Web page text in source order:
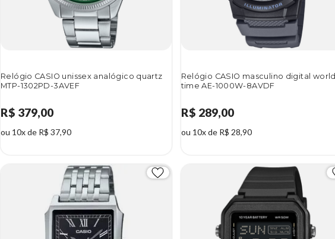
Relógio CASIO unissex analógico quartz
MTP-1302PD-3AVEF
R$ 379,00
ou 10x de R$ 37,90
Relógio CASIO masculino digital world
time AE-1000W-8AVDF
R$ 289,00
ou 10x de R$ 28,90